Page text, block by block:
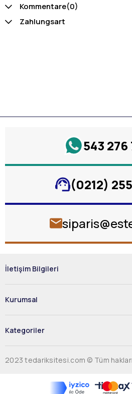
Kommentare(0)
Zahlungsart
543 276
(0212)
İletişim Bilgileri
Kurumsal
Kategoriler
2023 tedariksitesi.com © Tüm hakları